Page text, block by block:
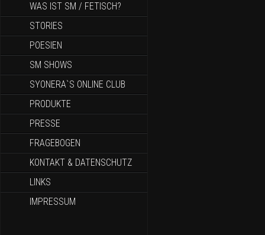
WAS IST SM / FETISCH?
STORIES
POESIEN
SM SHOWS
SYONERA`S ONLINE CLUB
PRODUKTE
PRESSE
FRAGEBOGEN
KONTAKT & DATENSCHUTZ
LINKS
IMPRESSUM